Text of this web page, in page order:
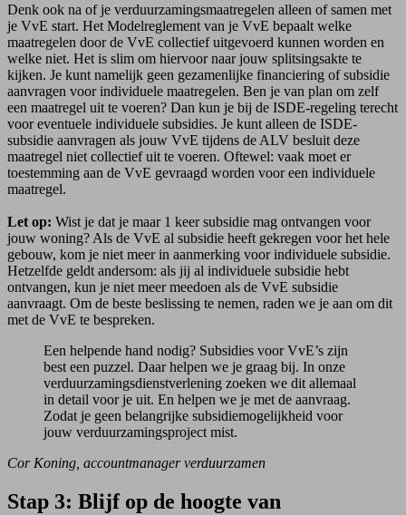
Denk ook na of je verduur­zamings­maatregelen alleen of samen met
je VvE start. Het Modelreglement van je VvE bepaalt welke
maatregelen door de VvE collectief uitgevoerd kunnen worden en
welke niet. Het is slim om hiervoor naar jouw splitsingsakte te
kijken. Je kunt namelijk geen gezamenlijke financiering of subsidie
aanvragen voor individuele maatregelen. Ben je van plan om zelf
een maatregel uit te voeren? Dan kun je bij de ISDE-regeling terecht
voor eventuele individuele subsidies. Je kunt alleen de ISDE-
subsidie aanvragen als jouw VvE tijdens de ALV besluit deze
maatregel niet collectief uit te voeren. Oftewel: vaak moet er
toestemming aan de VvE gevraagd worden voor een individuele
maatregel.
Let op: Wist je dat je maar 1 keer subsidie mag ontvangen voor
jouw woning? Als de VvE al subsidie heeft gekregen voor het hele
gebouw, kom je niet meer in aanmerking voor individuele subsidie.
Hetzelfde geldt andersom: als jij al individuele subsidie hebt
ontvangen, kun je niet meer meedoen als de VvE subsidie
aanvraagt. Om de beste beslissing te nemen, raden we je aan om dit
met de VvE te bespreken.
Een helpende hand nodig? Subsidies voor VvE’s zijn
best een puzzel. Daar helpen we je graag bij. In onze
verduurzamings­dienstverlening zoeken we dit allemaal
in detail voor je uit. En helpen we je met de aanvraag.
Zodat je geen belangrijke subsidie­mogelijkheid voor
jouw verduurzamings­project mist.
Cor Koning, accountmanager verduurzamen
Stap 3: Blijf op de hoogte van